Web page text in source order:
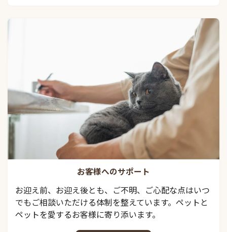
お客様へのサポート
お迎え前、お迎え後とも、ご不明、ご心配な点はいつ
でもご相談いただける体制を整えています。ペットと
ペットを愛するお客様に寄り添います。